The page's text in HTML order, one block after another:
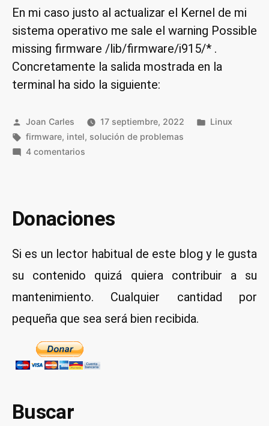
En mi caso justo al actualizar el Kernel de mi
sistema operativo me sale el warning Possible
missing firmware /lib/firmware/i915/* .
Concretamente la salida mostrada en la
terminal ha sido la siguiente:
Publicado
por
Joan Carles 17 septiembre, 2022
Publicado
Linux
Etiquetas:
firmware, intel, solución de problemas
4 comentarios
–
Donaciones
Si es un lector habitual de este blog y le gusta
su contenido quizá quiera contribuir a su
mantenimiento. Cualquier cantidad por
pequeña que sea será bien recibida.
Buscar